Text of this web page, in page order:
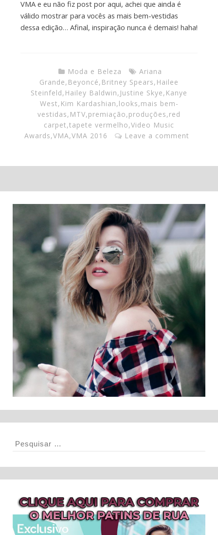
VMA e eu não fiz post por aqui, achei que ainda é
válido mostrar para vocês as mais bem-vestidas
dessa edição… Afinal, inspiração nunca é demais! haha!
Moda e Beleza
Ariana
Grande, Beyoncé, Britney Spears, Hailee
Steinfeld, Hailey Baldwin, Justine Skye, Kanye
West, Kim Kardashian,looks,mais bem-
vestidas, MTV,premiação,produções,red
carpet,tapete vermelho,Video Music
Awards,VMA,VMA 2016 Leave a comment